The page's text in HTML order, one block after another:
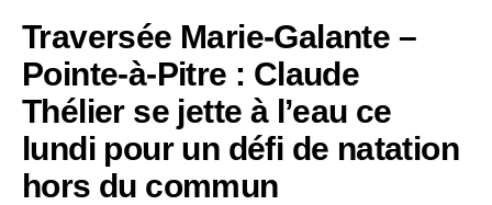
Traversée Marie-Galante –
Pointe-à-Pitre : Claude
Thélier se jette à l’eau ce
lundi pour un défi de natation
hors du commun